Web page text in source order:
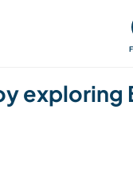
Voyager,
exploring